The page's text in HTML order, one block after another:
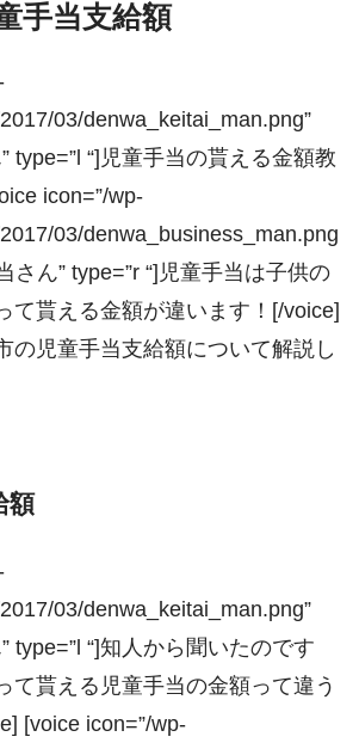
手当支給額
03/denwa_keitai_man.png”
type=”l “]児童手当の貰える金額教
icon=”/wp-
03/denwa_business_man.png
さん” type=”r “]児童手当は子供の
て貰える金額が違います！[/voice]
の児童手当支給額について解説し
額
03/denwa_keitai_man.png”
type=”l “]知人から聞いたのです
て貰える児童手当の金額って違う
[voice icon=”/wp-